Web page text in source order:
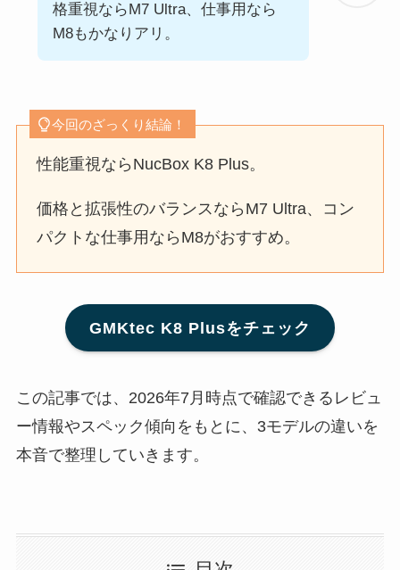
格重視ならM7 Ultra、仕事用なら
M8もかなりアリ。
今回のざっくり結論！
性能重視ならNucBox K8 Plus。
価格と拡張性のバランスならM7 Ultra、コン
パクトな仕事用ならM8がおすすめ。
GMKtec K8 Plusをチェック
この記事では、2026年7月時点で確認できるレビュ
ー情報やスペック傾向をもとに、3モデルの違いを
本音で整理していきます。